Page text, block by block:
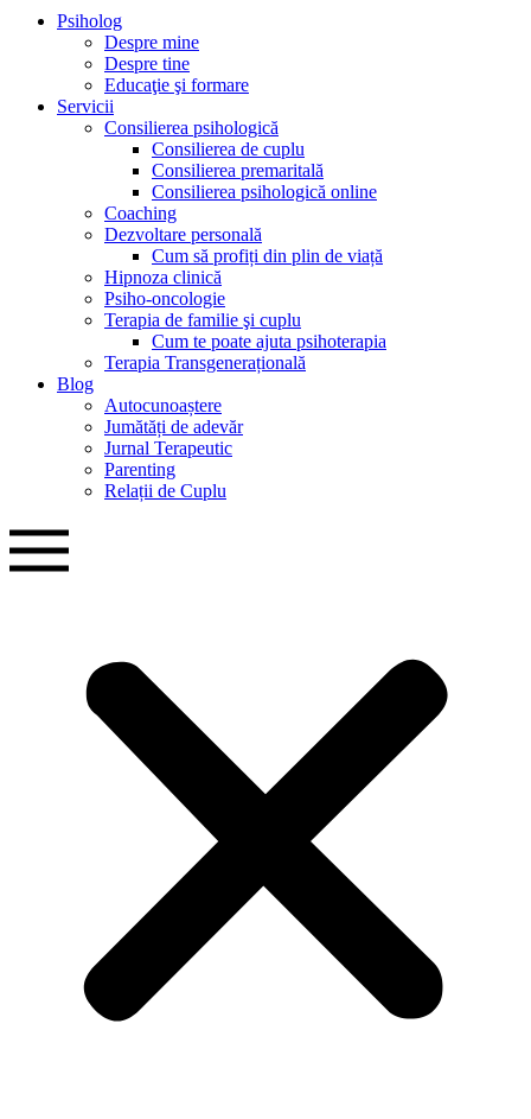
Psiholog
Despre mine
Despre tine
Educaţie şi formare
Servicii
Consilierea psihologică
Consilierea de cuplu
Consilierea premaritală
Consilierea psihologică online
Coaching
Dezvoltare personală
Cum să profiți din plin de viață
Hipnoza clinică
Psiho-oncologie
Terapia de familie şi cuplu
Cum te poate ajuta psihoterapia
Terapia Transgenerațională
Blog
Autocunoaștere
Jumătăți de adevăr
Jurnal Terapeutic
Parenting
Relații de Cuplu